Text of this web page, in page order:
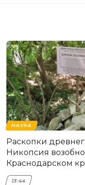
НАУКА
Раскопки
Никопсия
Краснодарском
13:44